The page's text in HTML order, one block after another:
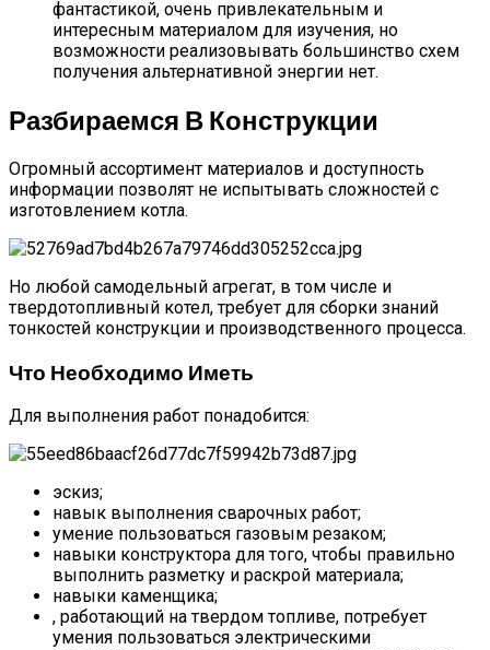
фантастикой, очень привлекательным и
интересным материалом для изучения, но
возможности реализовывать большинство схем
получения альтернативной энергии нет.
Разбираемся В Конструкции
Огромный ассортимент материалов и доступность
информации позволят не испытывать сложностей с
изготовлением котла.
Но любой самодельный агрегат, в том числе и
твердотопливный котел, требует для сборки знаний
тонкостей конструкции и производственного процесса.
Что Необходимо Иметь
Для выполнения работ понадобится:
эскиз;
навык выполнения сварочных работ;
умение пользоваться газовым резаком;
навыки конструктора для того, чтобы правильно
выполнить разметку и раскрой материала;
навыки каменщика;
, работающий на твердом топливе, потребует
умения пользоваться электрическими